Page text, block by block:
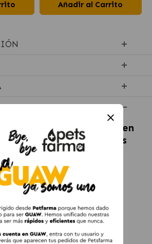
Añadir al Carrito
Ownat Wetline Chicken
Húmeda Para Perros